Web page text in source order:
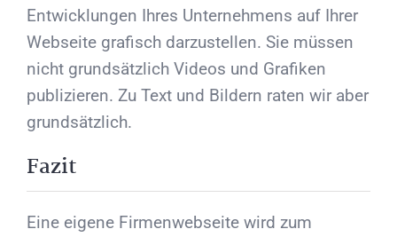
Entwicklungen Ihres Unternehmens auf Ihrer
Webseite grafisch darzustellen. Sie müssen
nicht grundsätzlich Videos und Grafiken
publizieren. Zu Text und Bildern raten wir aber
grundsätzlich.
Fazit
Eine eigene Firmenwebseite wird zum